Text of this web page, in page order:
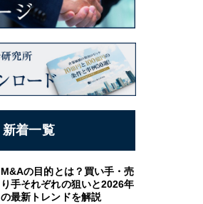
新着一覧
M&Aの目的とは？買い手・売
り手それぞれの狙いと2026年
の最新トレンドを解説